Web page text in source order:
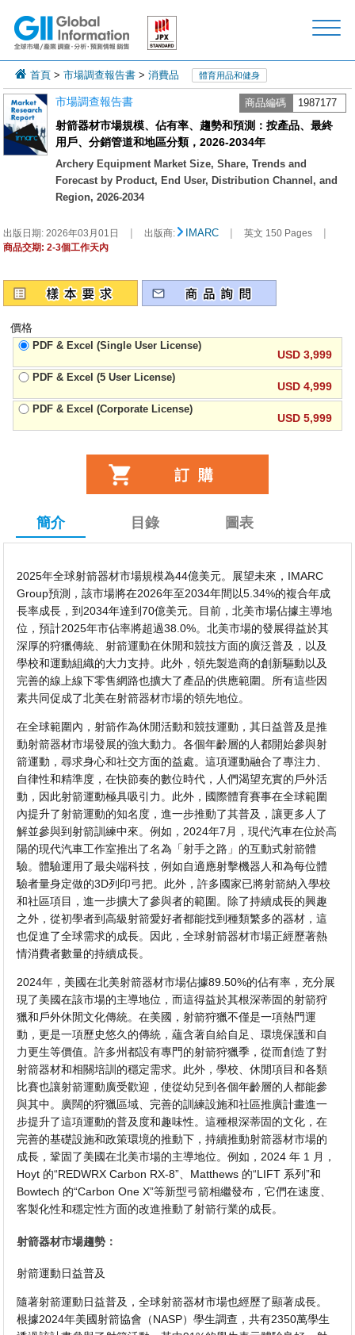
首頁 >市場調查報告書 >消費品 體育用品和健身
市場調查報告書 商品編碼 1987177
射箭器材市場規模、佔有率、趨勢和預測：按產品、最終
用戶、分銷管道和地區分類，2026-2034年
Archery Equipment Market Size, Share, Trends and
Forecast by Product, End User, Distribution Channel, and
Region, 2026-2034
出版日期:2026年03月01日 | 出版商: IMARC | 英文 150 Pages |
商品交期: 2-3個工作天內
價格
PDF & Excel (Single User License)
USD 3,999
PDF & Excel (5 User License)
USD 4,999
PDF & Excel (Corporate License)
USD 5,999
簡介 目錄 圖表
2025年全球射箭器材市場規模為44億美元。展望未來，IMARC
Group預測，該市場將在2026年至2034年間以5.34%的複合年成
長率成長，到2034年達到70億美元。目前，北美市場佔據主導地
位，預計2025年市佔率將超過38.0%。北美市場的發展得益於其
深厚的狩獵傳統、射箭運動在休閒和競技方面的廣泛普及，以及
學校和運動組織的大力支持。此外，領先製造商的創新驅動以及
完善的線上線下零售網路也擴大了產品的供應範圍。所有這些因
素共同促成了北美在射箭器材市場的領先地位。
在全球範圍內，射箭作為休閒活動和競技運動，其日益普及是推
動射箭器材市場發展的強大動力。各個年齡層的人都開始參與射
箭運動，尋求身心和社交方面的益處。這項運動融合了專注力、
自律性和精準度，在快節奏的數位時代，人們渴望充實的戶外活
動，因此射箭運動極具吸引力。此外，國際體育賽事在全球範圍
內提升了射箭運動的知名度，進一步推動了其普及，讓更多人了
解並參與到射箭訓練中來。例如，2024年7月，現代汽車在位於高
陽的現代汽車工作室推出了名為「射手之路」的互動式射箭體
驗。體驗運用了最尖端科技，例如自適應射擊機器人和為每位體
驗者量身定做的3D列印弓把。此外，許多國家已將射箭納入學校
和社區項目，進一步擴大了參與者的範圍。除了持續成長的興趣
之外，從初學者到高級射箭愛好者都能找到種類繁多的器材，這
也促進了全球需求的成長。因此，全球射箭器材市場正經歷著熱
情消費者數量的持續成長。
2024年，美國在北美射箭器材市場佔據89.50%的佔有率，充分展
現了美國在該市場的主導地位，而這得益於其根深蒂固的射箭狩
獵和戶外休閒文化傳統。在美國，射箭狩獵不僅是一項熱門運
動，更是一項歷史悠久的傳統，蘊含著自給自足、環境保護和自
力更生等價值。許多州都設有專門的射箭狩獵季，從而創造了對
射箭器材和相關培訓的穩定需求。此外，學校、休閒項目和各類
比賽也讓射箭運動廣受歡迎，使從幼兒到各個年齡層的人都能參
與其中。廣闊的狩獵區域、完善的訓練設施和社區推廣計畫進一
步提升了這項運動的普及度和趣味性。這種根深蒂固的文化，在
完善的基礎設施和政策環境的推動下，持續推動射箭器材市場的
成長，鞏固了美國在北美市場的主導地位。例如，2024 年 1 月，
Hoyt 的“REDWRX Carbon RX-8”、Matthews 的“LIFT 系列”和
Bowtech 的“Carbon One X”等新型弓箭相繼發布，它們在速度、
客製化性和穩定性方面的改進推動了射箭行業的成長。
射箭器材市場趨勢：
射箭運動日益普及
隨著射箭運動日益普及，全球射箭器材市場也經歷了顯著成長。
根據2024年美國射箭協會（NASP）學生調查，共有2350萬學生